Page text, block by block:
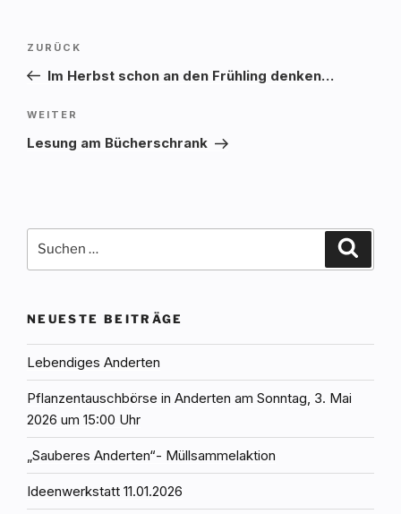
Beitragsnavigation
Vorheriger
Beitrag
ZURÜCK
Im Herbst schon an den Frühling denken…
Nächster
Beitrag
WEITER
Lesung am Bücherschrank
nach:
NEUESTE BEITRÄGE
Lebendiges Anderten
Pflanzentauschbörse in Anderten am Sonntag, 3. Mai
2026 um 15:00 Uhr
„Sauberes Anderten“- Müllsammelaktion
Ideenwerkstatt 11.01.2026